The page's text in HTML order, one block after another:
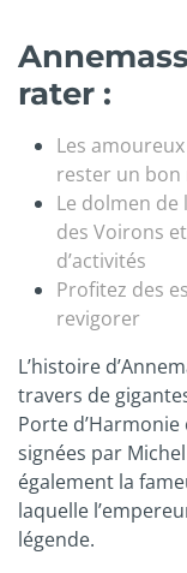
rater :
Les
rester un bon
Le dolmen de
des Voirons
d’activités
Profitez des
revigorer
L’histoire
travers de
Porte
signées par
également la
laquelle
légende.